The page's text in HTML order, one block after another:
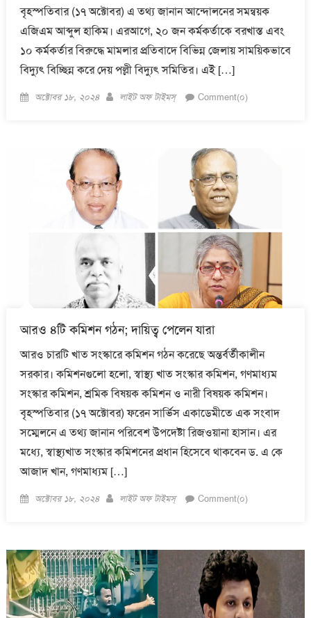
বৃহস্পতিবার (১৭ অক্টোবর) এ তথ্য জানান আন্দোলনের সমন্বয়ক
এজিএম আব্দুল হাকিম। এরআগে, ২০ জন কর্মকর্তাকে বরখাস্ত এবং
১০ কর্মকর্তার বিরুদ্ধে মামলার প্রতিবাদে বিভিন্ন জেলায় সাময়িকভাবে
বিদ্যুৎ বিচ্ছিন্ন করে দেয় পল্লী বিদ্যুৎ সমিতির। এই […]
Posted
অক্টোবর ১৮, ২০২৪ Author
লাইট অফ টাইমস্ Comment(০)
আরও ৪টি কমিশন গঠন; দায়িত্ব পেলেন যারা
আরও চারটি খাত সংস্কারে কমিশন গঠন করেছে অন্তর্বর্তীকালীন
সরকার। কমিশনগুলো হলো, স্বাস্থ্য খাত সংস্কার কমিশন, গণমাধ্যম
সংস্কার কমিশন, শ্রমিক বিষয়ক কমিশন ও নারী বিষয়ক কমিশন।
বৃহস্পতিবার (১৭ অক্টোবর) ফরেন সার্ভিস একাডেমীতে এক সংবাদ
সম্মেলনে এ তথ্য জানান পরিবেশ উপদেষ্টা রিজওয়ানা হাসান। এর
মধ্যে, স্বাস্থ্যখাত সংস্কার কমিশনের প্রধান হিসেবে থাকবেন ড. এ কে
আজাদ খান, গণমাধ্যম […]
Posted
অক্টোবর ১৮, ২০২৪ Author
লাইট অফ টাইমস্ Comment(০)